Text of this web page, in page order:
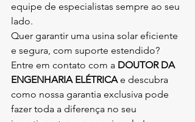
equipe de especialistas sempre ao seu
lado.
Quer garantir uma usina solar eficiente
e segura, com suporte estendido?
Entre em contato com a DOUTOR DA
ENGENHARIA ELÉTRICA e descubra
como nossa garantia exclusiva pode
fazer toda a diferença no seu